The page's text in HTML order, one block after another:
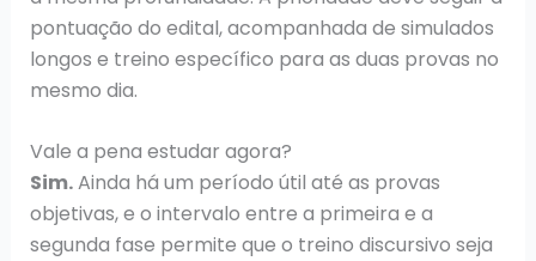
pontuação do edital, acompanhada de simulados
longos e treino específico para as duas provas no
mesmo dia.
Vale a pena estudar agora?
Sim.Ainda há um período útil até as provas
objetivas, e o intervalo entre a primeira e a
segunda fase permite que o treino discursivo seja